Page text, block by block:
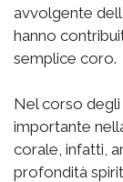
avvolgente
hanno
semplice coro.
Nel corso degli
importante
corale, infatti,
profondità